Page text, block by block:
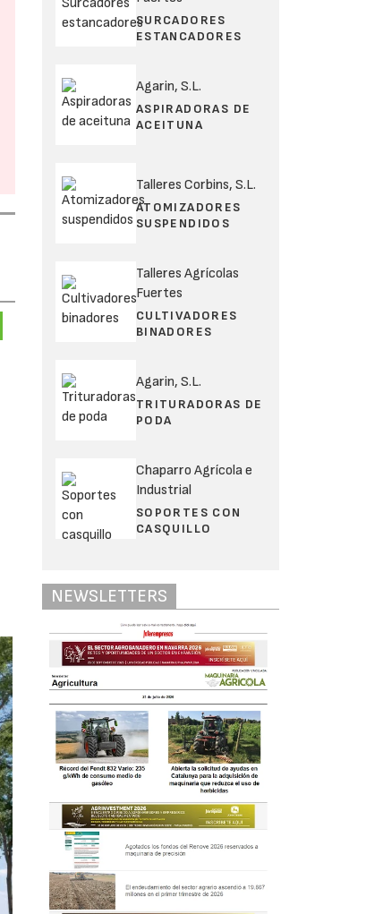
SURCADORES
ESTANCADORES
Agarin, S.L.
ASPIRADORAS DE
ACEITUNA
Talleres Corbins, S.L.
ATOMIZADORES
SUSPENDIDOS
Talleres Agrícolas
Fuertes
CULTIVADORES
BINADORES
Agarin, S.L.
TRITURADORAS DE
PODA
Chaparro Agrícola e
Industrial
SOPORTES CON
CASQUILLO
NEWSLETTERS